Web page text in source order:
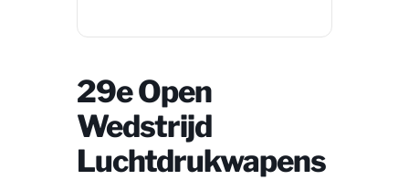
29e Open
Wedstrijd
Luchtdrukwapens